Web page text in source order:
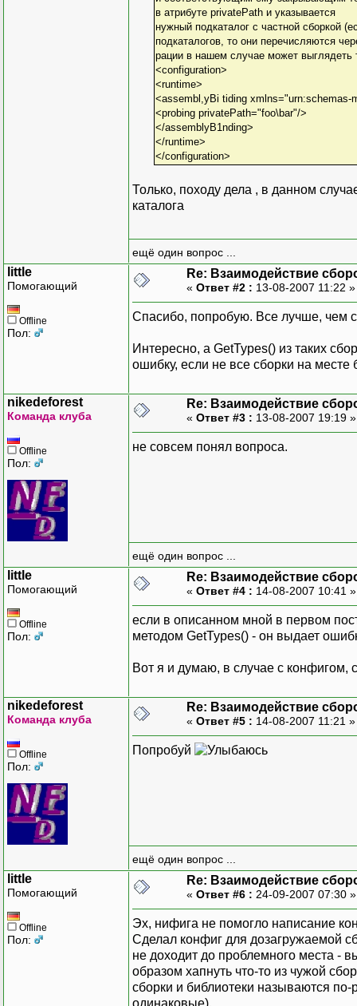
в атрибуте privatePath и указывается
нужный подкаталог с частной сборкой
подкаталогов, то они перечисляются
рации в нашем случае может выглядеть
<configuration>
<runtime>
<assembl,yBi tiding xmlns="urn:schemas-
<probing privatePath="foo\bar"/>
</assemblyB1nding>
</runtime>
</configuration>
Только, походу дела , в данном
каталога
ещё один вопрос ...
little
Помогающий
Offline
Пол:
Re: Взаимодействие
« Ответ #2 : 13-08-2007 11:22
Спасибо, попробую. Все лучше, чем
Интересно, а GetTypes() из таких
ошибку, если не все сборки на месте
nikedeforest
Команда клуба
Offline
Пол:
Re: Взаимодействие
« Ответ #3 : 13-08-2007 19:19
не совсем понял вопроса.
ещё один вопрос ...
little
Помогающий
Offline
Пол:
Re: Взаимодействие
« Ответ #4 : 14-08-2007 10:41
если в описанном мной в первом
методом GetTypes() - он выдает
Вот я и думаю, в случае с конфигом,
nikedeforest
Команда клуба
Offline
Пол:
Re: Взаимодействие
« Ответ #5 : 14-08-2007 11:21
Попробуй
ещё один вопрос ...
little
Помогающий
Offline
Пол:
Re: Взаимодействие
« Ответ #6 : 24-09-2007 07:30
Эх, нифига не помогло написание
Сделал конфиг для дозагружаемой
не доходит до проблемного места -
образом хапнуть что-то из чужой
сборки и библиотеки называются
одинаковые).